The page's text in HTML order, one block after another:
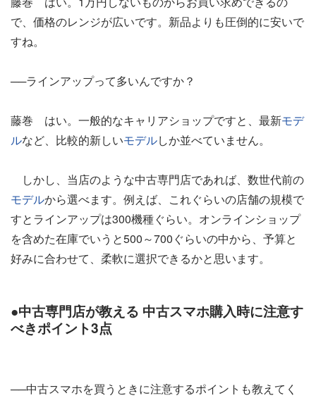
で、価格のレンジが広いです。新品よりも圧倒的に安いで
すね。
──ラインアップって多いんですか？
藤巻 はい。一般的なキャリアショップですと、最新モデ
ルなど、比較的新しいモデルしか並べていません。
しかし、当店のような中古専門店であれば、数世代前の
モデルから選べます。例えば、これぐらいの店舗の規模で
すとラインアップは300機種ぐらい。オンラインショップ
を含めた在庫でいうと500～700ぐらいの中から、予算と
好みに合わせて、柔軟に選択できるかと思います。
●中古専門店が教える 中古スマホ購入時に注意す
べきポイント3点
──中古スマホを買うときに注意するポイントも教えてく